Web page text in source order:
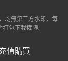
均無第三方水印，每
包下載權限。
充值購買